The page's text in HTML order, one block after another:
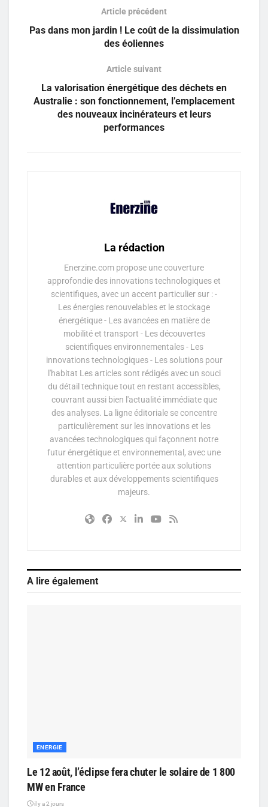
Article précédent
Pas dans mon jardin ! Le coût de la dissimulation
des éoliennes
Article suivant
La valorisation énergétique des déchets en
Australie : son fonctionnement, l’emplacement
des nouveaux incinérateurs et leurs
performances
La rédaction
Enerzine.com propose une couverture
approfondie des innovations technologiques et
scientifiques, avec un accent particulier sur : -
Les énergies renouvelables et le stockage
énergétique - Les avancées en matière de
mobilité et transport - Les découvertes
scientifiques environnementales - Les
innovations technologiques - Les solutions pour
l'habitat Les articles sont rédigés avec un souci
du détail technique tout en restant accessibles,
couvrant aussi bien l'actualité immédiate que
des analyses. La ligne éditoriale se concentre
particulièrement sur les innovations et les
avancées technologiques qui façonnent notre
futur énergétique et environnemental, avec une
attention particulière portée aux solutions
durables et aux développements scientifiques
majeurs.
A lire également
ENERGIE
Le 12 août, l’éclipse fera chuter le solaire de 1 800
MW en France
il y a 2 jours